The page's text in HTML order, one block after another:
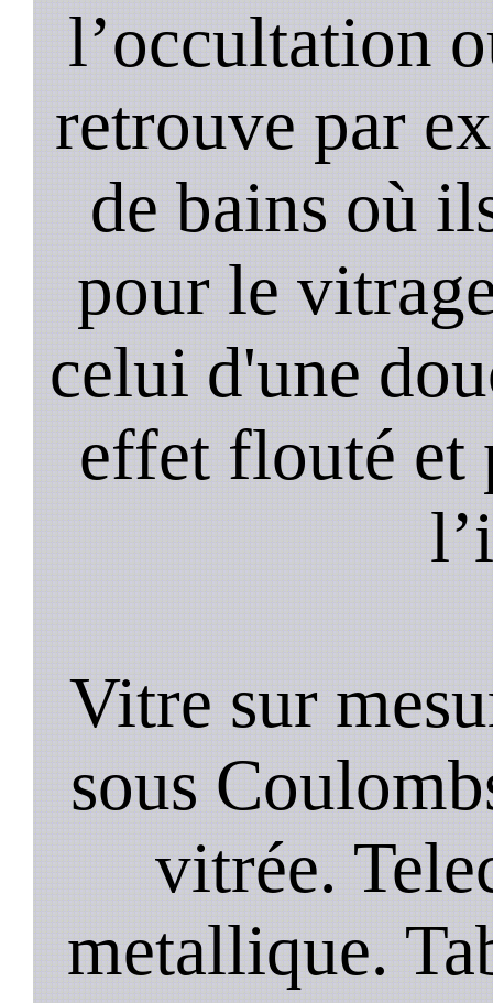
l’occultation
retrouve par
de bains où
pour le
celui d'une
effet flouté et
Vitre sur
sous
vitrée.
metallique.